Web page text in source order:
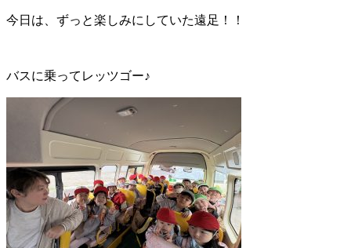
今日は、ずっと楽しみにしていた遠足！！
バスに乗ってレッツゴー♪